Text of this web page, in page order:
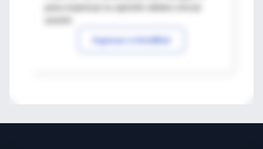
Ingresar a IntraMed